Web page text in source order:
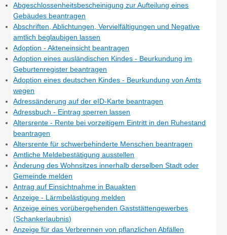
Abgeschlossenheitsbescheinigung zur Aufteilung eines
Gebäudes beantragen
Abschriften, Ablichtungen, Vervielfältigungen und Negative
amtlich beglaubigen lassen
Adoption - Akteneinsicht beantragen
Adoption eines ausländischen Kindes - Beurkundung im
Geburtenregister beantragen
Adoption eines deutschen Kindes - Beurkundung von Amts
wegen
Adressänderung auf der eID-Karte beantragen
Adressbuch - Eintrag sperren lassen
Altersrente - Rente bei vorzeitigem Eintritt in den Ruhestand
beantragen
Altersrente für schwerbehinderte Menschen beantragen
Amtliche Meldebestätigung ausstellen
Änderung des Wohnsitzes innerhalb derselben Stadt oder
Gemeinde melden
Antrag auf Einsichtnahme in Bauakten
Anzeige - Lärmbelästigung melden
Anzeige eines vorübergehenden Gaststättengewerbes
(Schankerlaubnis)
Anzeige für das Verbrennen von pflanzlichen Abfällen